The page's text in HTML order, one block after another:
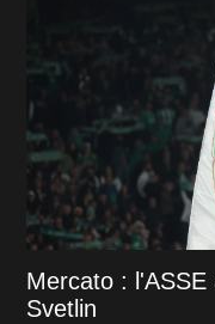
Mercato :
Svetlin